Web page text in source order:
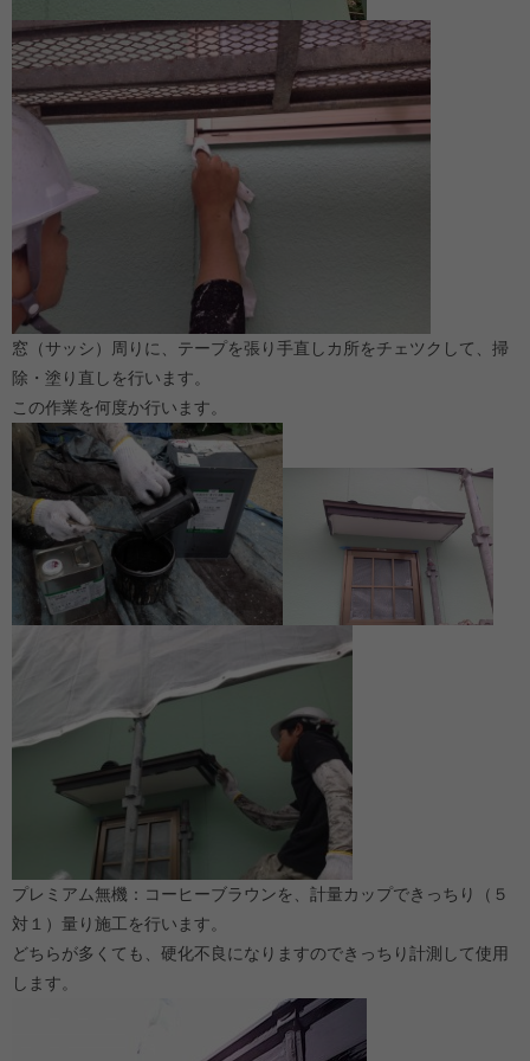
窓（サッシ）周りに、テープを張り手直しカ所をチェツクして、掃
除・塗り直しを行います。
この作業を何度か行います。
プレミアム無機：コーヒーブラウンを、計量カップできっちり（５
対１）量り施工を行います。
どちらが多くても、硬化不良になりますのできっちり計測して使用
します。